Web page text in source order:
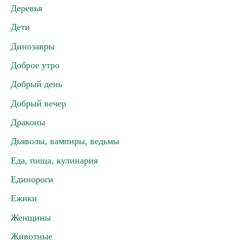
Деревья
Дети
Динозавры
Доброе утро
Добрый день
Добрый вечер
Драконы
Дьяволы, вампиры, ведьмы
Еда, пища, кулинария
Единороги
Ежики
Женщины
Животные